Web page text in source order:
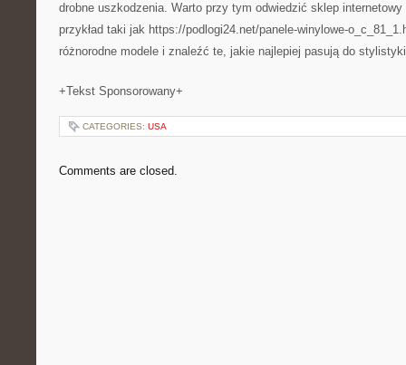
drobne uszkodzenia. Warto przy tym odwiedzić sklep internetowy
przykład taki jak https://podlogi24.net/panele-winylowe-
różnorodne modele i znaleźć te, jakie najlepiej pasują do
+Tekst Sponsorowany+
CATEGORIES: USA
Comments are closed.